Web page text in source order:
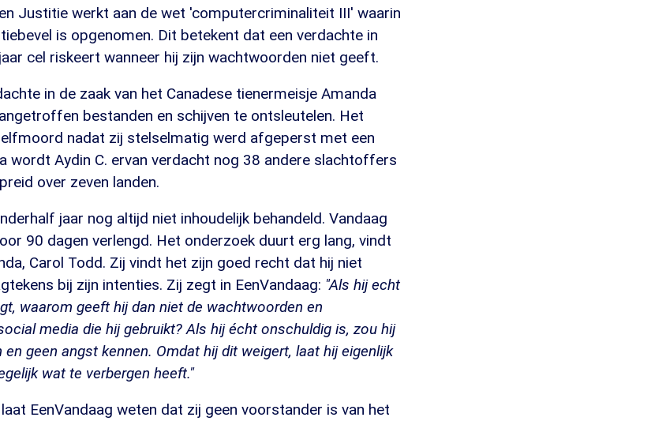
Justitie werkt aan de wet 'computercriminaliteit III' waarin
is opgenomen. Dit betekent dat een verdachte in
cel riskeert wanneer hij zijn wachtwoorden niet geeft.
in de zaak van het Canadese tienermeisje Amanda
bestanden en schijven te ontsleutelen. Het
nadat zij stelselmatig werd afgeperst met een
wordt Aydin C. ervan verdacht nog 38 andere slachtoffers
over zeven landen.
jaar nog altijd niet inhoudelijk behandeld. Vandaag
90 dagen verlengd. Het onderzoek duurt erg lang, vindt
Carol Todd. Zij vindt het zijn goed recht dat hij niet
bij zijn intenties. Zij zegt in EenVandaag: "Als hij echt
waarom geeft hij dan niet de wachtwoorden en
media die hij gebruikt? Als hij écht onschuldig is, zou hij
geen angst kennen. Omdat hij dit weigert, laat hij eigenlijk
wat te verbergen heeft."
EenVandaag weten dat zij geen voorstander is van het